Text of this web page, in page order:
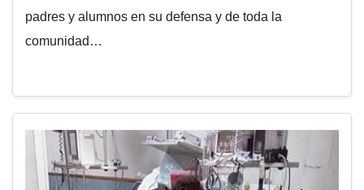
padres y alumnos en su defensa y de toda la
comunidad…